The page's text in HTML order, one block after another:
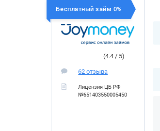
Бесплатный займ 0%
(4.4 / 5)
62 отзыва
Лицензия ЦБ РФ
№651403550005450